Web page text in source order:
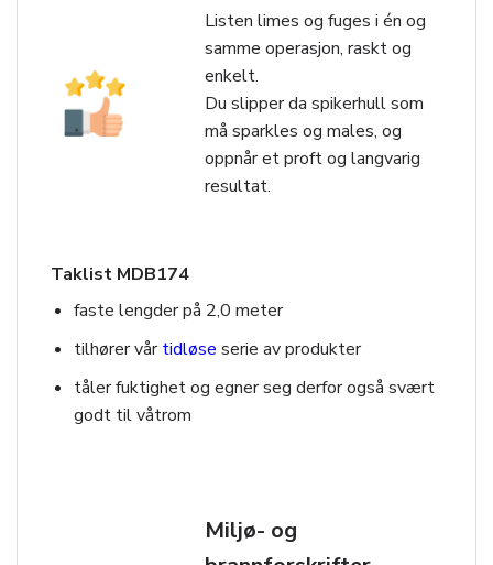
Listen limes og fuges i én og
samme operasjon, raskt og
enkelt.
Du slipper da spikerhull som
må sparkles og males, og
oppnår et proft og langvarig
resultat.
Taklist MDB174
faste lengder på 2,0 meter
tilhører vårtidløse serie av produkter
tåler fuktighet og egner seg derfor også svært
godt til våtrom
Miljø- og